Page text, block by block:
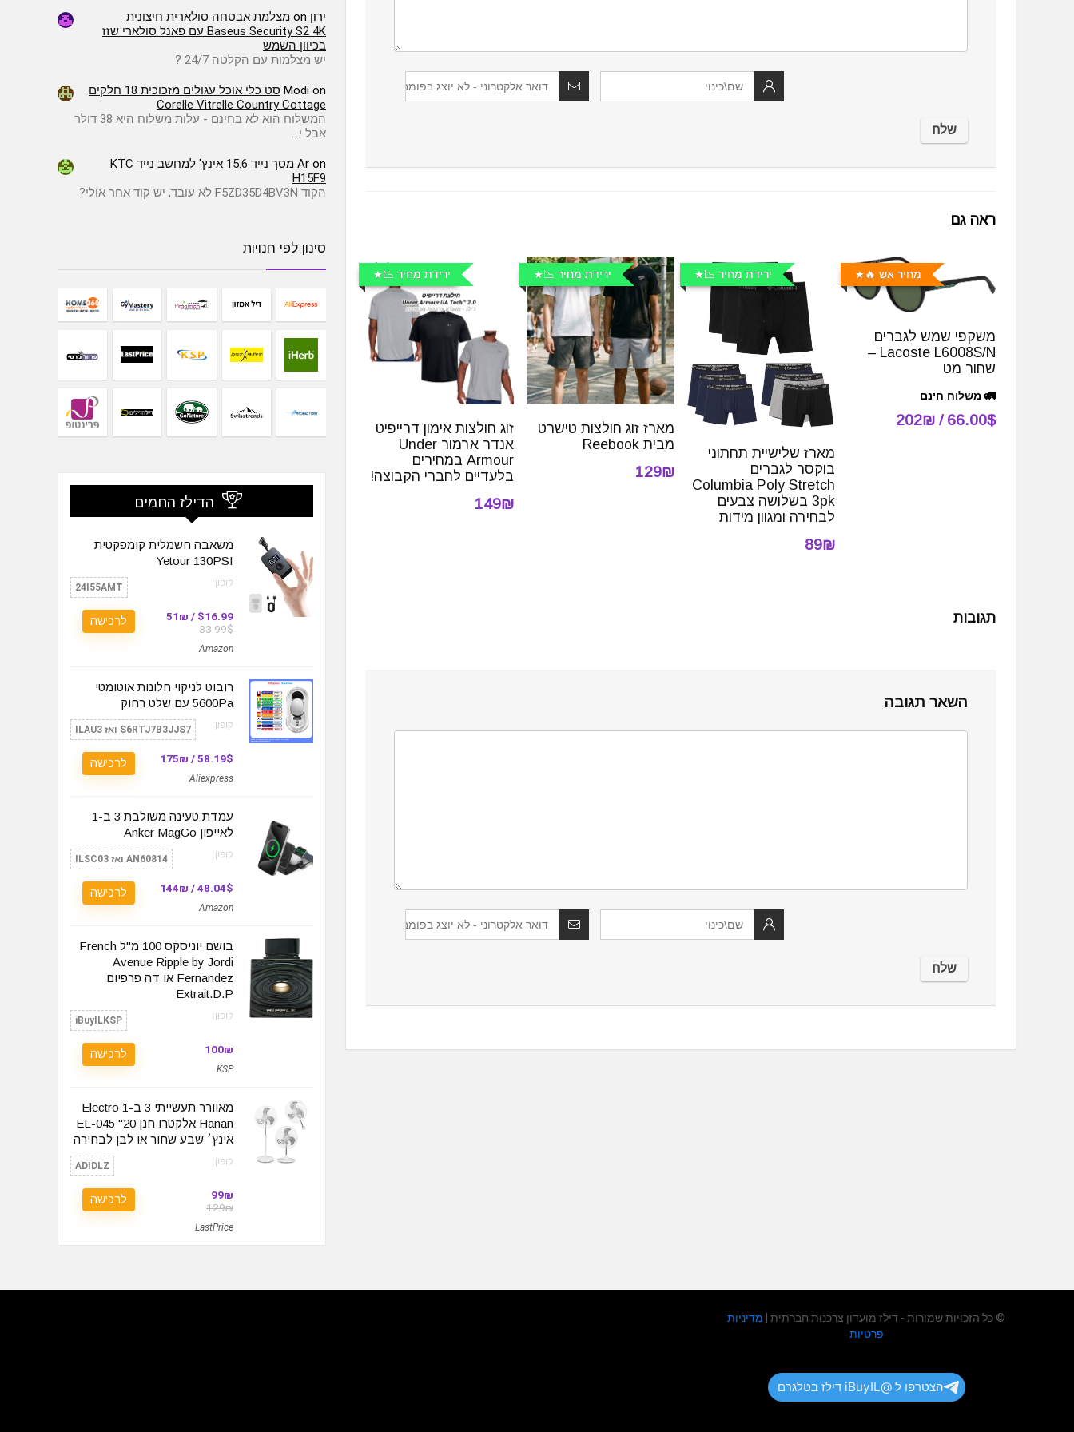
ראה גם
מחיר אש 🔥
משקפי שמש לגברים
Lacoste L6008S/N –
שחור מט
🚛 משלוח חינם
66.00$ / 202₪
ירידת מחיר 📉
מארז שלישיית תחתוני
בוקסר לגברים
Columbia Poly Stretch
3pk בשלושה צבעים
לבחירה ומגוון מידות
89₪
ירידת מחיר 📉
מארז זוג חולצות טישרט
מבית Reebook
129₪
ירידת מחיר 📉
זוג חולצות אימון דרייפיט
אנדר ארמור Under
Armour במחירים
בלעדיים לחברי הקבוצה!
149₪
תגובות
השאר תגובה
ירון on מצלמת אבטחה סולארית חיצונית
Baseus Security S2 4K עם פאנל סולארי שזז
בכיוון השמש
יש מצלמות עם הקלטה 24/7 ?
Modi on
סט כלי אוכל עגולים מזכוכית 18 חלקים
Corelle Vitrelle Country Cottage
המשלוח הוא לא בחינם - עלות משלוח היא 38 דולר
אבל י…
Ar on
מסך נייד 15.6 אינץ' למחשב נייד KTC
H15F9
הקוד F5ZD35D4BV3N לא עובד, יש קוד אחר אולי?
סינון לפי חנויות
הדילז החמים
משאבה חשמלית קומפקטית
Yetour 130PSI
קופון: 24I55AMT
$16.99 / 51₪
33.99$
Amazon
לרכישה
רובוט לניקוי חלונות אוטומטי
5600Pa עם שלט רחוק
קופון: S6RTJ7B3JJS7 ואז ILAU3
58.19$ / 175₪
Aliexpress
לרכישה
עמדת טעינה משולבת 3 ב-1
לאייפון Anker MagGo
קופון: AN60814 ואז ILSC03
48.04$ / 144₪
Amazon
לרכישה
בושם יוניסקס 100 מ"ל French
Avenue Ripple by Jordi
Fernandez או דה פרפיום
Extrait.D.P
קופון: iBuyILKSP
100₪
KSP
לרכישה
מאוורר תעשייתי 3 ב-1 Electro
Hanan אלקטרו חנן EL-045 "20
אינץ׳ שבע שחור או לבן לבחירה
קופון: ADIDLZ
99₪
129₪
LastPrice
לרכישה
© כל הזכויות שמורות - דילז מועדון צרכנות חברתית | מדיניות
פרטיות
הצטרפו ל @iBuyIL דילז בטלגרם